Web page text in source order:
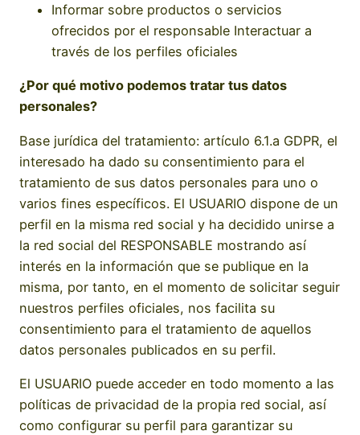
Informar sobre productos o servicios
ofrecidos por el responsable Interactuar a
través de los perfiles oficiales
¿Por qué motivo podemos tratar tus datos
personales?
Base jurídica del tratamiento: artículo 6.1.a GDPR, el
interesado ha dado su consentimiento para el
tratamiento de sus datos personales para uno o
varios fines específicos. El USUARIO dispone de un
perfil en la misma red social y ha decidido unirse a
la red social del RESPONSABLE mostrando así
interés en la información que se publique en la
misma, por tanto, en el momento de solicitar seguir
nuestros perfiles oficiales, nos facilita su
consentimiento para el tratamiento de aquellos
datos personales publicados en su perfil.
El USUARIO puede acceder en todo momento a las
políticas de privacidad de la propia red social, así
como configurar su perfil para garantizar su